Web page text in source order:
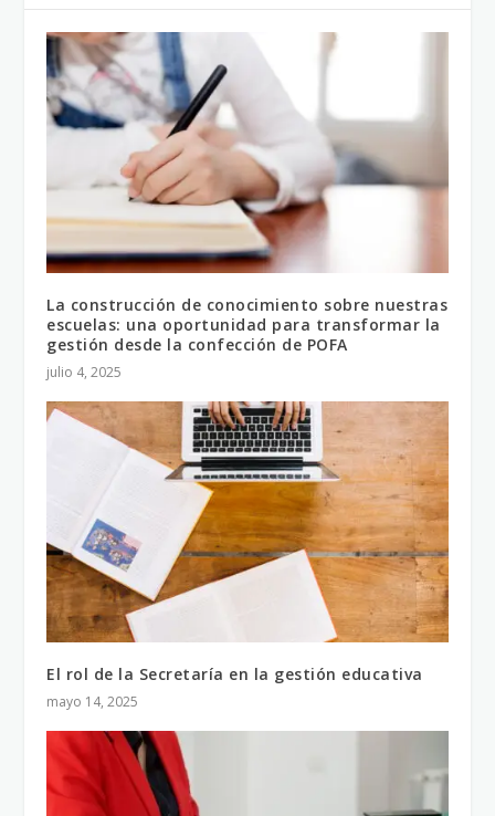
La construcción de conocimiento sobre nuestras
escuelas: una oportunidad para transformar la
gestión desde la confección de POFA
julio 4, 2025
El rol de la Secretaría en la gestión educativa
mayo 14, 2025